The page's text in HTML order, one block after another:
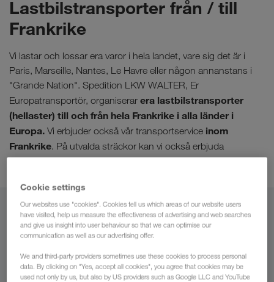
Lastbilstransporter från / till
Frankrike
Vi lastar och lossar era varor i hela landet, vare sig det är i
Paris, Marseille, Nantes, Le Havre eller någon annanstans i
"Grande Nation". Spedition LKW WALTER, Er
Europatransportör, organiserar era lastbilstransporter
(hellaster) till och från hela Frankrike i alla länder i
Europa. Vi erbjuder också vår transportservice inom
Frankrike. På utvalda sträckor kan vi också erbjuda
kombinerad trafik.
Från
Sverige
Cookie settings
Our websites use "cookies". Cookies tell us which areas of our website users
have visited, help us measure the effectiveness of advertising and web searches
and give us insight into user behaviour so that we can optimise our
communication as well as our advertising offer.
We and third-party providers sometimes use these cookies to process personal
data. By clicking on "Yes, accept all cookies", you agree that cookies may be
used not only by us, but also by US providers such as Google LLC and YouTube